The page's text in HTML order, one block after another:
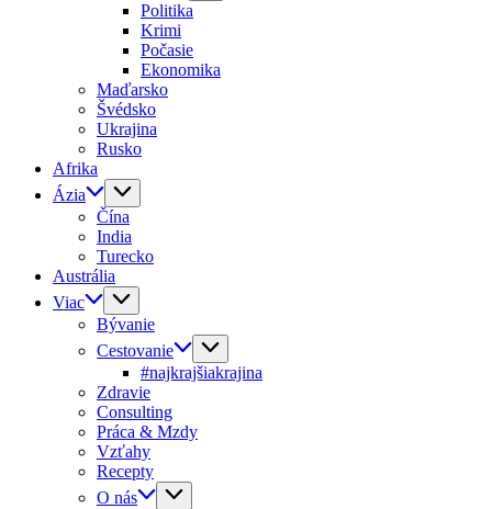
Politika
Krimi
Počasie
Ekonomika
Maďarsko
Švédsko
Ukrajina
Rusko
Afrika
Ázia
Čína
India
Turecko
Austrália
Viac
Bývanie
Cestovanie
#najkrajšiakrajina
Zdravie
Consulting
Práca & Mzdy
Vzťahy
Recepty
O nás